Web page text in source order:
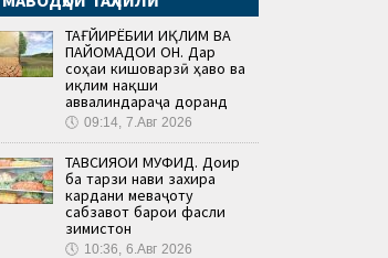
ТАҒЙИРЁБИИ ИҚЛИМ ВА
ПАЙОМАДҲОИ ОН. Дар
соҳаи кишоварзӣ ҳаво ва
иқлим нақши
аввалиндараҷа доранд
🕔 09:14, 7.Авг 2026
ТАВСИЯҲОИ МУФИД. Доир
ба тарзи нави захира
кардани меваҷоту
сабзавот барои фасли
зимистон
🕔 10:36, 6.Авг 2026